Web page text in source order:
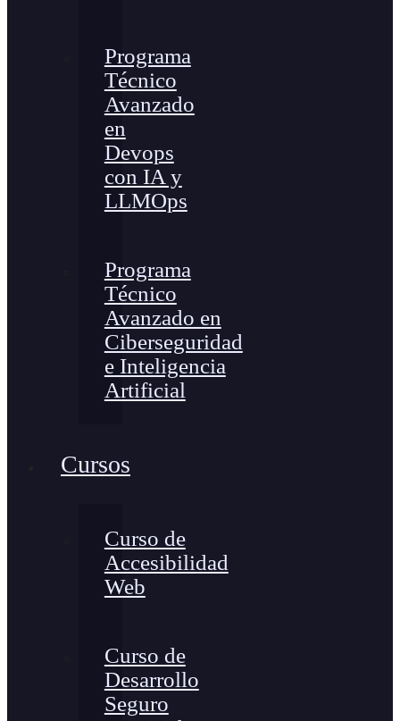
Programa
Técnico
Avanzado
en
Devops
con IA y
LLMOps
Programa
Técnico
Avanzado en
Ciberseguridad
e Inteligencia
Artificial
Cursos
Curso de
Accesibilidad
Web
Curso de
Desarrollo
Seguro